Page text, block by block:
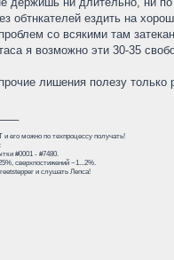
обтнкателей ездить на
со всякими там
я возможно эти 30-35
лишения полезу только
его можно по техпроцессу получать!
#0001 - #7480.
сверхпостижений ~1...2%.
и слушать Лепса!